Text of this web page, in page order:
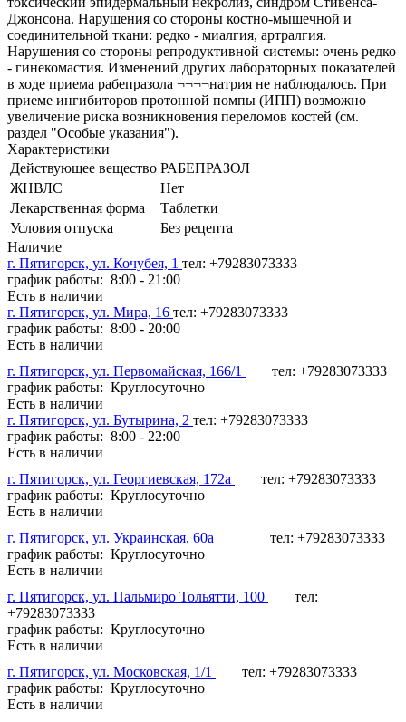
Джонсона. Нарушения со стороны костно-мышечной и
соединительной ткани: редко - миалгия, артралгия.
Нарушения со стороны репродуктивной системы: очень редко
- гинекомастия. Изменений других лабораторных показателей
в ходе приема рабепразола ¬¬¬¬натрия не наблюдалось. При
приеме ингибиторов протонной помпы (ИПП) возможно
увеличение риска возникновения переломов костей (см.
раздел "Особые указания").
Характеристики
Действующее вещество РАБЕПРАЗОЛ
ЖНВЛС
Нет
Лекарственная форма
Таблетки
Условия отпуска
Без рецепта
Наличие
г. Пятигорск, ул. Кочубея, 1 тел: +79283073333
график работы: 8:00 - 21:00
Есть в наличии
г. Пятигорск, ул. Мира, 16 тел: +79283073333
график работы: 8:00 - 20:00
Есть в наличии
г. Пятигорск, ул. Первомайская, 166/1
тел: +79283073333
график работы: Круглосуточно
Есть в наличии
г. Пятигорск, ул. Бутырина, 2 тел: +79283073333
график работы: 8:00 - 22:00
Есть в наличии
г. Пятигорск, ул. Георгиевская, 172а
тел: +79283073333
график работы: Круглосуточно
Есть в наличии
г. Пятигорск, ул. Украинская, 60а
тел: +79283073333
график работы: Круглосуточно
Есть в наличии
г. Пятигорск, ул. Пальмиро Тольятти, 100
тел:
+79283073333
график работы: Круглосуточно
Есть в наличии
г. Пятигорск, ул. Московская, 1/1
тел: +79283073333
график работы: Круглосуточно
Есть в наличии